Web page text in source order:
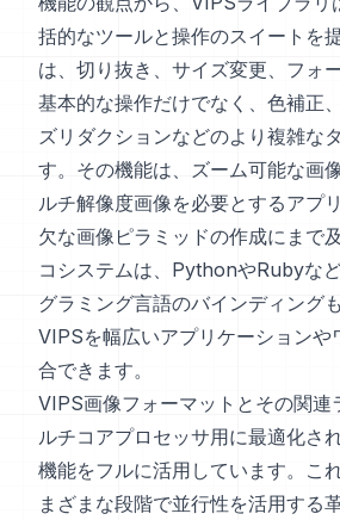
括的なツールと操作のスイートを
は、切り抜き、サイズ変更、フォ
基本的な操作だけでなく、色補正
ズリダクションなどのより複雑な
す。その機能は、ズーム可能な画
ルチ解像度画像を必要とするアプ
欠な画像ピラミッドの作成にまで
コシステムは、PythonやRubyな
グラミング言語のバインディング
VIPSを幅広いアプリケーションや
合できます。
VIPS画像フォーマットとその関連
ルチコアプロセッサ用に最適化さ
機能をフルに活用しています。こ
まざまな段階で並行性を活用する